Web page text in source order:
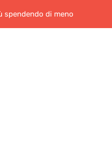
spendendo di meno